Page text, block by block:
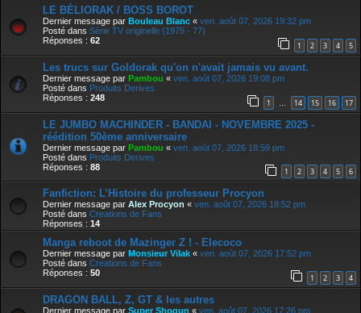
LE BÉLIORAK / BOSS BOROT
Dernier message par Bouleau Blanc « ven. août 07, 2026 19:32 pm
Posté dans Série TV originelle (1975 - 77)
Réponses : 62 1 2 3 4 5
Les trucs sur Goldorak qu'on n'avait jamais vu avant.
Dernier message par Pambou « ven. août 07, 2026 19:08 pm
Posté dans Produits Derives
Réponses : 248 1 … 14 15 16 17
LE JUMBO MACHINDER - BANDAI - NOVEMBRE 2025 -
réédition 50ème anniversaire
Dernier message par Pambou « ven. août 07, 2026 18:59 pm
Posté dans Produits Derives
Réponses : 88 1 2 3 4 5 6
Fanfiction: L’Histoire du professeur Procyon
Dernier message par Alex Procyon « ven. août 07, 2026 18:52 pm
Posté dans Creations de Fans
Réponses : 14
Manga reboot de Mazinger Z ! - Elecoco
Dernier message par Monsieur Vilak « ven. août 07, 2026 17:52 pm
Posté dans Creations de Fans
Réponses : 50 1 2 3 4
DRAGON BALL, Z, GT & les autres
Dernier message par Super Shogun « ven. août 07, 2026 17:26 pm